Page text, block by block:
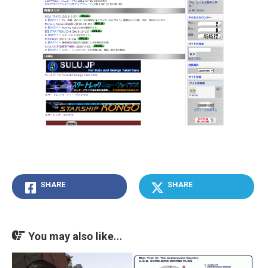
SHARE SHARE
You may also like...